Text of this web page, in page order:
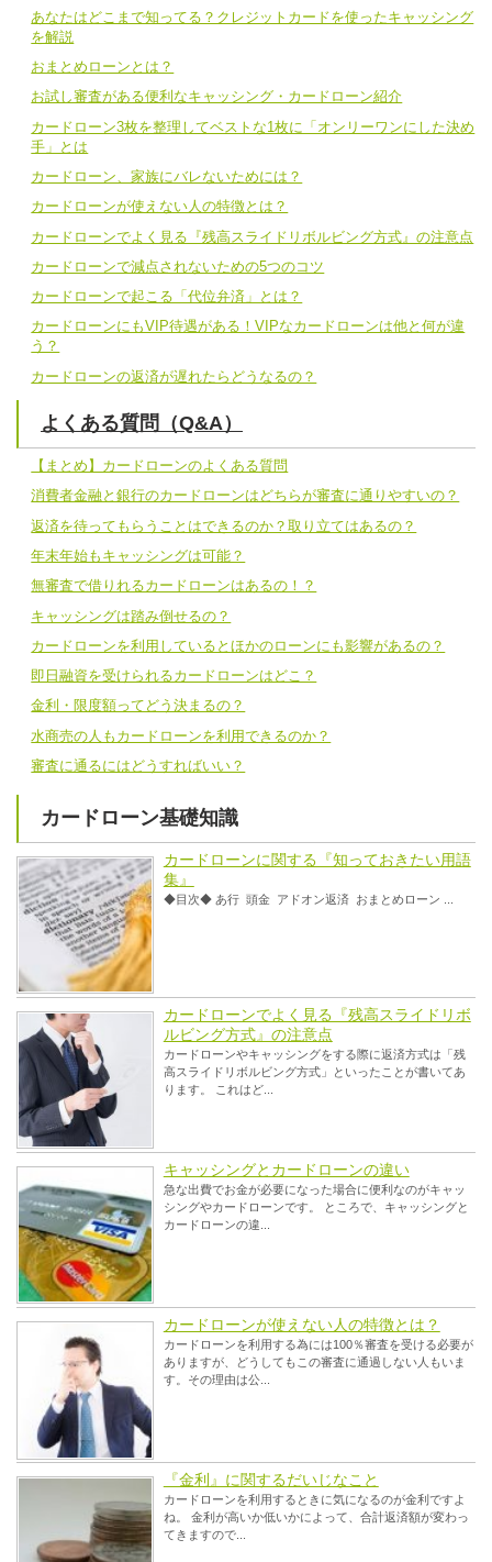
あなたはどこまで知ってる？クレジットカードを使ったキャッシング
を解説
おまとめローンとは？
お試し審査がある便利なキャッシング・カードローン紹介
カードローン3枚を整理してベストな1枚に「オンリーワンにした決め
手」とは
カードローン、家族にバレないためには？
カードローンが使えない人の特徴とは？
カードローンでよく見る『残高スライドリボルビング方式』の注意点
カードローンで減点されないための5つのコツ
カードローンで起こる「代位弁済」とは？
カードローンにもVIP待遇がある！VIPなカードローンは他と何が違
う？
カードローンの返済が遅れたらどうなるの？
よくある質問（Q&A）
【まとめ】カードローンのよくある質問
消費者金融と銀行のカードローンはどちらが審査に通りやすいの？
返済を待ってもらうことはできるのか？取り立てはあるの？
年末年始もキャッシングは可能？
無審査で借りれるカードローンはあるの！？
キャッシングは踏み倒せるの？
カードローンを利用しているとほかのローンにも影響があるの？
即日融資を受けられるカードローンはどこ？
金利・限度額ってどう決まるの？
水商売の人もカードローンを利用できるのか？
審査に通るにはどうすればいい？
カードローン基礎知識
カードローンに関する『知っておきたい用語
集』
◆目次◆ あ行 頭金 アドオン返済 おまとめローン ...
カードローンでよく見る『残高スライドリボ
ルビング方式』の注意点
カードローンやキャッシングをする際に返済方式は「残
高スライドリボルビング方式」といったことが書いてあ
ります。 これはど...
キャッシングとカードローンの違い
急な出費でお金が必要になった場合に便利なのがキャッ
シングやカードローンです。 ところで、キャッシングと
カードローンの違...
カードローンが使えない人の特徴とは？
カードローンを利用する為には100％審査を受ける必要が
ありますが、どうしてもこの審査に通過しない人もいま
す。その理由は公...
『金利』に関するだいじなこと
カードローンを利用するときに気になるのが金利ですよ
ね。 金利が高いか低いかによって、合計返済額が変わっ
てきますので...